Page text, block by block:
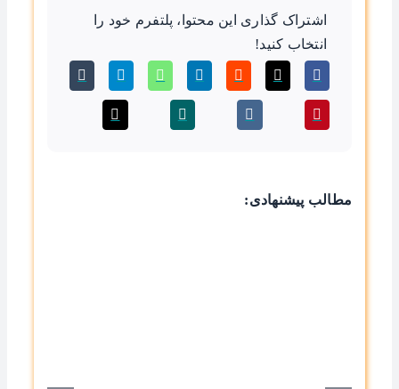
اشتراک گذاری این محتوا، پلتفرم خود را
انتخاب کنید!
مطالب پیشنهادی: